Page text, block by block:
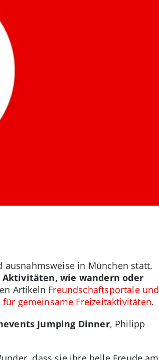
ausnahmsweise in München statt.
wie wandern oder
Artikeln Freundschaftsportale und
gemeinsame Freizeitaktivitäten.
Jumping Dinner, Philipp